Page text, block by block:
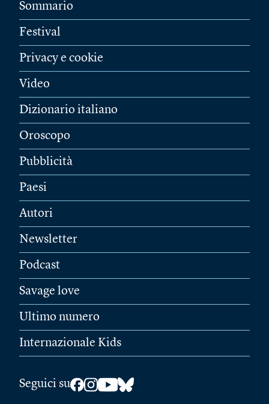
Sommario
Festival
Privacy e cookie
Video
Dizionario italiano
Oroscopo
Pubblicità
Paesi
Autori
Newsletter
Podcast
Savage love
Ultimo numero
Internazionale Kids
Seguici su